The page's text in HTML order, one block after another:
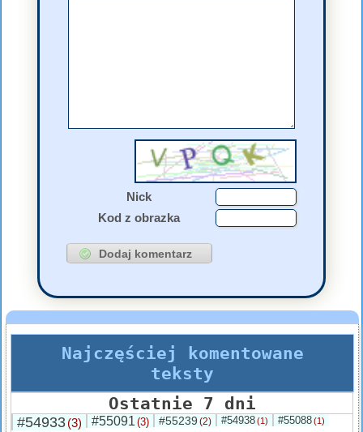
Nick
Kod z obrazka
Najczęściej komentowane
teksty
Ostatnie 7 dni
#54933(3) #55091 (3) #55239 (2) #54938(1) #55088(1)